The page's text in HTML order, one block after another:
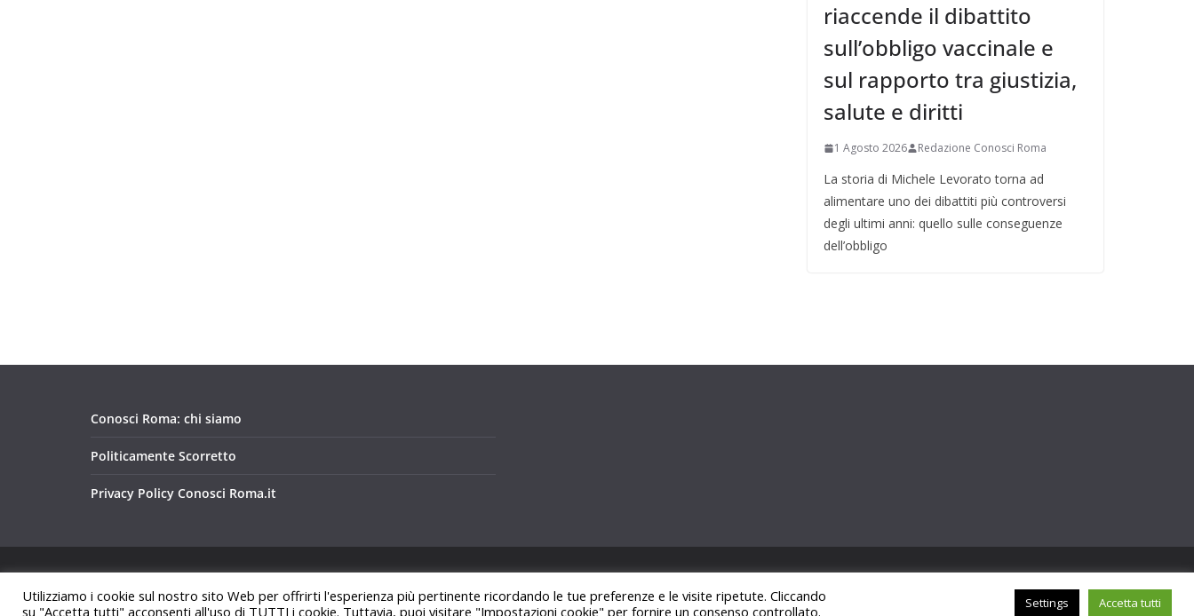
riaccende il dibattito
sull’obbligo vaccinale e
sul rapporto tra giustizia,
salute e diritti
1 Agosto 2026 Redazione Conosci Roma
La storia di Michele Levorato torna ad
alimentare uno dei dibattiti più controversi
degli ultimi anni: quello sulle conseguenze
dell’obbligo
Conosci Roma: chi siamo
Politicamente Scorretto
Privacy Policy Conosci Roma.it
Tema:ColorMagdi ThemeGrill. Powered byWordPress.
Utilizziamo i cookie sul nostro sito Web per offrirti l'esperienza più pertinente ricordando le tue preferenze e le visite ripetute. Cliccando
su "Accetta tutti" acconsenti all'uso di TUTTI i cookie. Tuttavia, puoi visitare "Impostazioni cookie" per fornire un consenso controllato.
Settings Accetta tutti